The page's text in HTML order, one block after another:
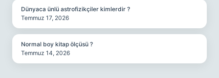
Dünyaca ünlü astrofizikçiler kimlerdir ?
Temmuz 17, 2026
Normal boy kitap ölçüsü ?
Temmuz 14, 2026